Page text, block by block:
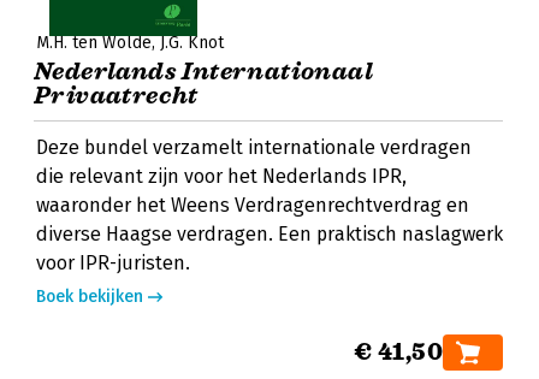
M.H. ten Wolde J.G. Knot
Nederlands Internationaal
Privaatrecht
Deze bundel verzamelt internationale verdragen
die relevant zijn voor het Nederlands IPR,
waaronder het Weens Verdragenrechtverdrag en
diverse Haagse verdragen. Een praktisch naslagwerk
voor IPR-juristen.
Boek bekijken
€ 41,50